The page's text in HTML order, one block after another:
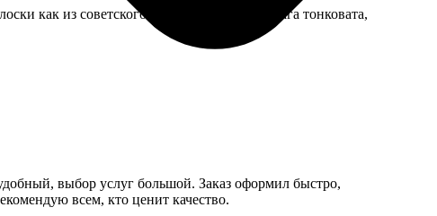
как из советского аппарата. Только бумага тонковата,
выбор услуг большой. Заказ оформил быстро,
всем, кто ценит качество.